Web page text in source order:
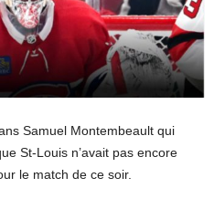
Samuel Montembeault qui
St-Louis n’avait pas encore
le match de ce soir.